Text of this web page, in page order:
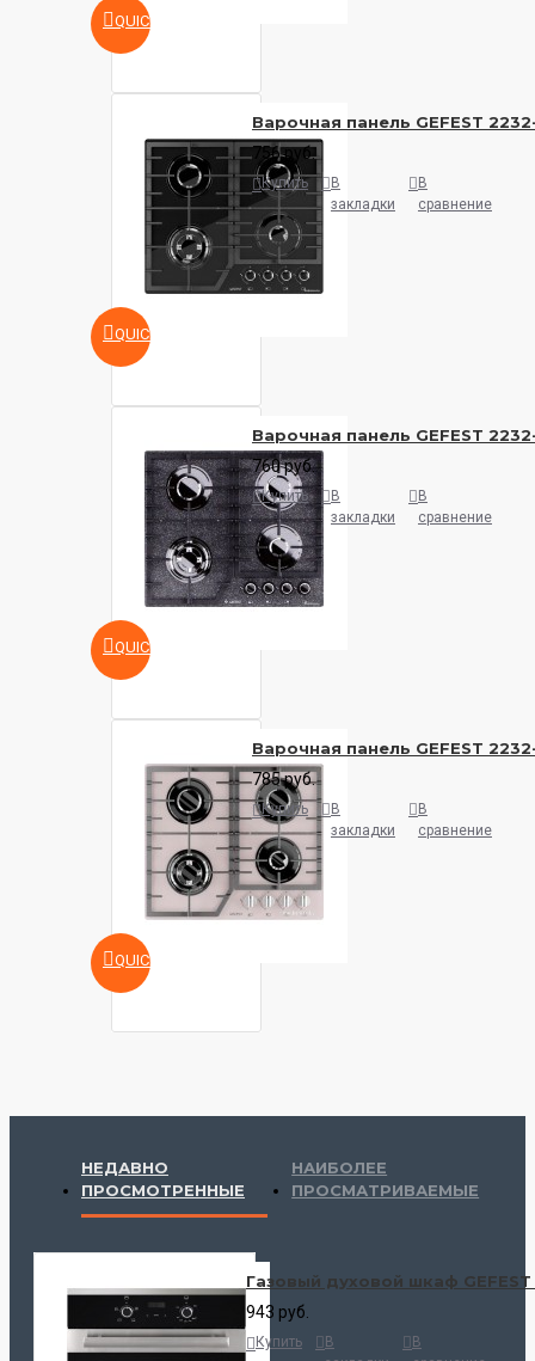
QUICKVIEW
QUICKVIEW
Варочная панель GEFEST
756 руб.
Купить
В
закладки
В
сравнение
QUICKVIEW
Варочная панель GEFEST
760 руб.
Купить
В
закладки
В
сравнение
QUICKVIEW
Варочная панель GEFEST
785 руб.
Купить
В
закладки
В
сравнение
НЕДАВНО
ПРОСМОТРЕННЫЕ
НАИБОЛЕЕ
ПРОСМАТРИВАЕМЫЕ
Газовый духовой шкаф
943 руб.
Купить
В
В